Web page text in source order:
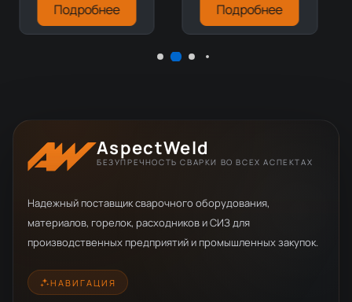
Подробнее Подробнее
AspectWeld
БЕЗУПРЕЧНОСТЬ СВАРКИ ВО ВСЕХ АСПЕКТАХ
Надежный поставщик сварочного оборудования,
материалов, горелок, расходников и СИЗ для
производственных предприятий и промышленных закупок.
НАВИГАЦИЯ